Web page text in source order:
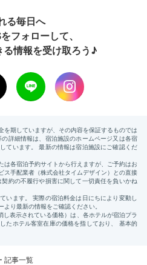
る毎日へ
フォローして、
る情報を受け取ろう♪
記事一覧